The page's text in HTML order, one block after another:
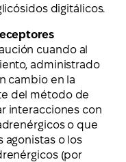
digitálicos.
cuando al
administrado
cambio en la
del método de
interacciones con
o que
agonistas o los
(por